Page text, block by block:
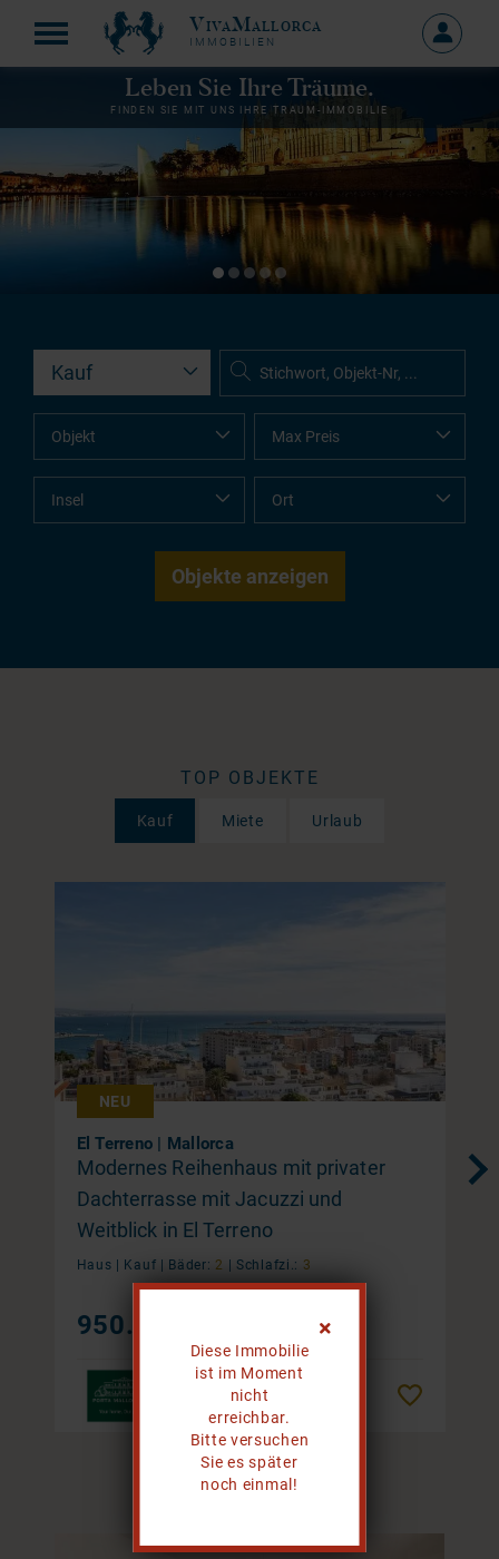
Diese Immobilie
ist im Moment
nicht
erreichbar.
Bitte versuchen
Sie es später
noch einmal!
VivaMallorca
IMMOBILIEN
MEIN
Leben Sie Ihre Träume.
FINDEN SIE MIT UNS IHRE TRAUM-IMMOBILIE
TOP OBJEKTE
Kauf Miete Urlaub
NEU
El Terreno | Mallorca
Modernes Reihenhaus mit privater
Dachterrasse mit Jacuzzi und
Weitblick in El Terreno
Haus | Kauf | Bäder: 2 | Schlafzi.: 3
950.000 €
1 / 20